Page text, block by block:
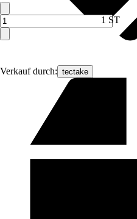
Verkauf durch: tectake
1 ST